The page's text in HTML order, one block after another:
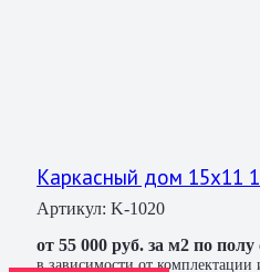
Каркасный дом 15х11
Артикул: K-1020
от 55 000 руб. за м2 по
в зависимости от